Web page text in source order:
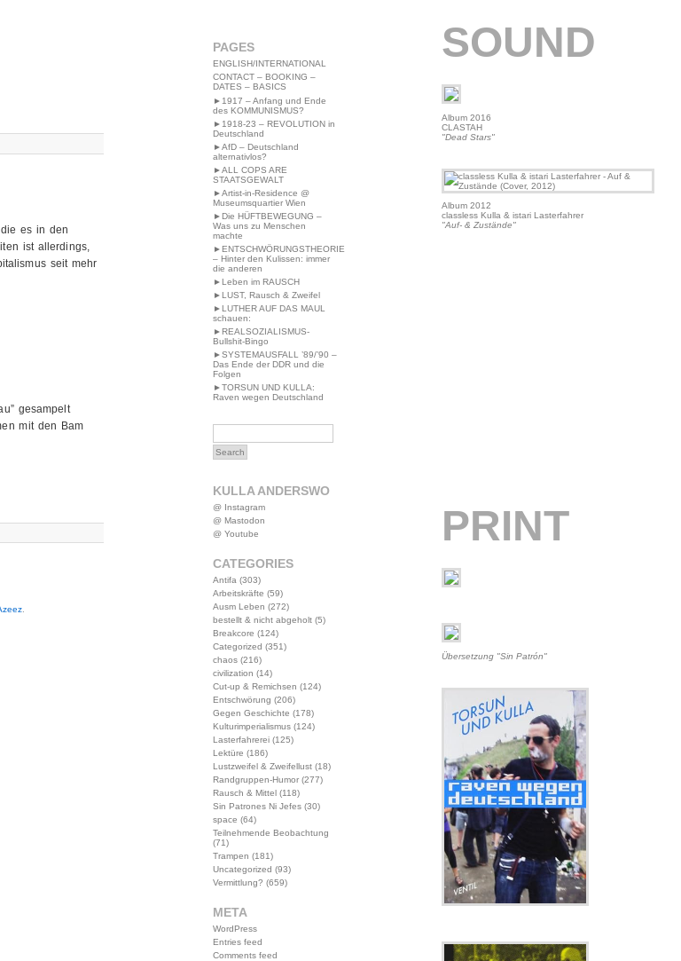
es in den
ist allerdings,
seit mehr
gesampelt
mit den Bam
PAGES
ENGLISH/INTERNATIONAL
CONTACT – BOOKING –
DATES – BASICS
►1917 – Anfang und Ende
des KOMMUNISMUS?
►1918-23 – REVOLUTION in
Deutschland
►AfD – Deutschland
alternativlos?
►ALL COPS ARE
STAATSGEWALT
►Artist-in-Residence @
Museumsquartier Wien
►Die HÜFTBEWEGUNG –
Was uns zu Menschen
machte
►ENTSCHWÖRUNGSTHEORIE
– Hinter den Kulissen: immer
die anderen
►Leben im RAUSCH
►LUST, Rausch & Zweifel
►LUTHER AUF DAS MAUL
schauen:
►REALSOZIALISMUS-
Bullshit-Bingo
►SYSTEMAUSFALL ’89/’90 –
Das Ende der DDR und die
Folgen
►TORSUN UND KULLA:
Raven wegen Deutschland
KULLA ANDERSWO
@ Instagram
@ Mastodon
@ Youtube
CATEGORIES
Antifa (303)
Arbeitskräfte (59)
Ausm Leben (272)
bestellt & nicht abgeholt(5)
Breakcore (124)
Categorized (351)
chaos(216)
civilization (14)
Cut-up & Remichsen (124)
Entschwörung (206)
Gegen Geschichte (178)
Kulturimperialismus(124)
Lasterfahrerei(125)
Lektüre (186)
Lustzweifel & Zweifellust(18)
Randgruppen-Humor(277)
Rausch & Mittel(118)
Sin Patrones Ni Jefes(30)
space (64)
Teilnehmende Beobachtung
(71)
Trampen (181)
Uncategorized (93)
Vermittlung? (659)
META
WordPress
Entries feed
Comments feed
SOUND
Album 2016
CLASTAH
"Dead Stars"
Album 2012
classless Kulla & istari Lasterfahrer
"Auf- & Zustände"
PRINT
Übersetzung "Sin Patrón"